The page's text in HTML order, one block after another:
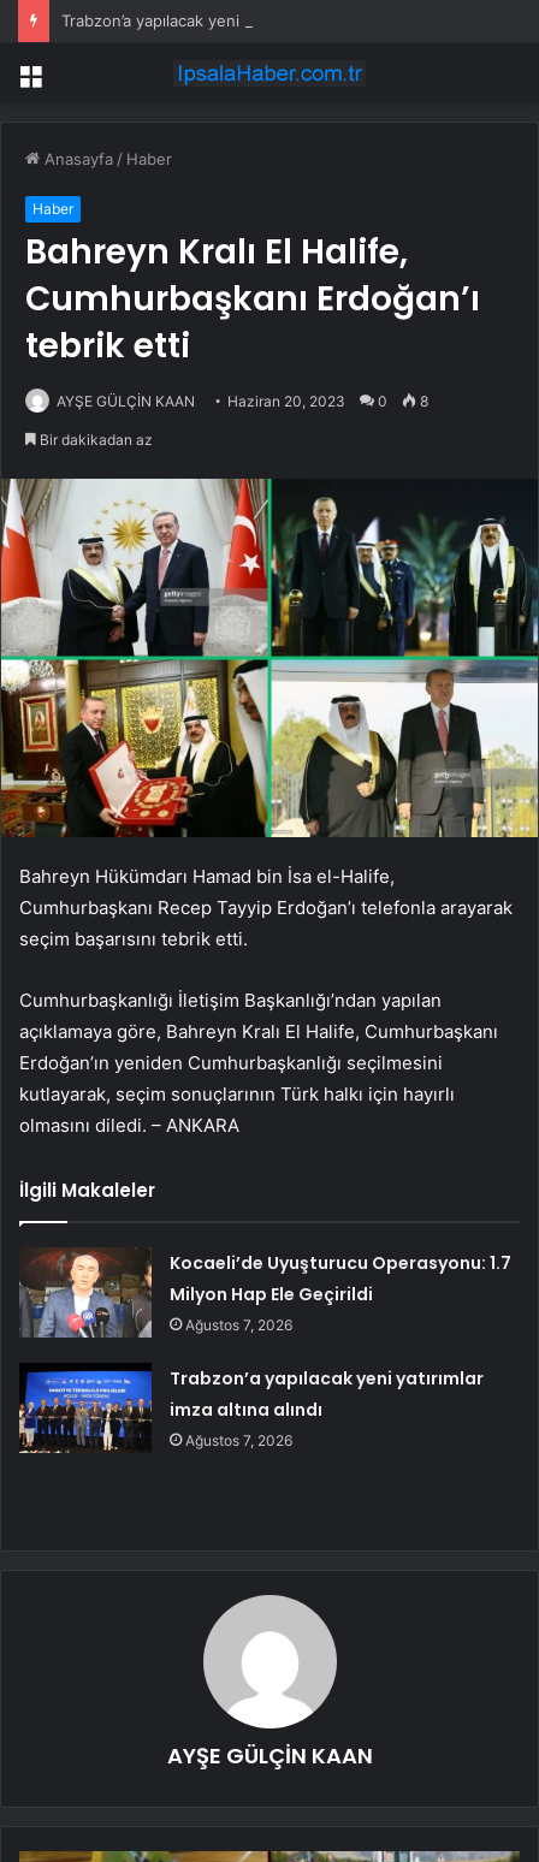
Trabzon’a yapılacak yeni yatırımlar imza altına alındı
Menü
Anasayfa / Haber
Haber
Bahreyn Kralı El Halife,
Cumhurbaşkanı Erdoğan’ı
tebrik etti
AYŞE GÜLÇİN KAAN Haziran 20, 2023 0 8
Bir dakikadan az
Bahreyn Hükümdarı Hamad bin İsa el-Halife,
Cumhurbaşkanı Recep Tayyip Erdoğan’ı telefonla arayarak
seçim başarısını tebrik etti.
Cumhurbaşkanlığı İletişim Başkanlığı’ndan yapılan
açıklamaya göre, Bahreyn Kralı El Halife, Cumhurbaşkanı
Erdoğan’ın yeniden Cumhurbaşkanlığı seçilmesini
kutlayarak, seçim sonuçlarının Türk halkı için hayırlı
olmasını diledi. – ANKARA
İlgili Makaleler
Kocaeli’de Uyuşturucu Operasyonu: 1.7
Milyon Hap Ele Geçirildi
Ağustos 7, 2026
Trabzon’a yapılacak yeni yatırımlar
imza altına alındı
Ağustos 7, 2026
AYŞE GÜLÇİN KAAN